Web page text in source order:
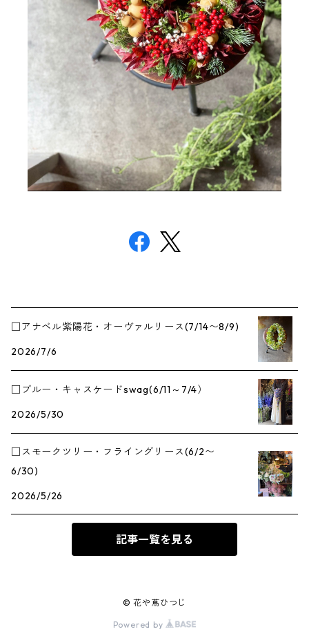
□アナベル紫陽花・オーヴァルリース(7/14〜8/9)
2026/7/6
□ブルー・キャスケードswag(6/11～7/4）
2026/5/30
□スモークツリー・フライングリース(6/2〜
6/30)
2026/5/26
記事一覧を見る
© 花や蔦ひつじ
Powered by